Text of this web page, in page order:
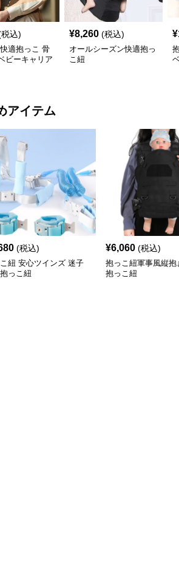
込)
適抱っこ 骨
ビーキャリア
¥8,260 (税込)
オールシーズン快適抱っ
こ紐
¥
アイテム
(税込)
紐 安心ツインズ 迷子
っこ紐
¥6,060 (税込)
抱っこ紐軍事風縦抱
抱っこ紐